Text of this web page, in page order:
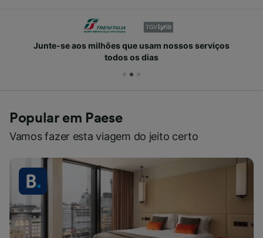
Junte-se aos milhões que usam nossos serviços
todos os dias
Popular em Paese
Vamos fazer esta viagem do jeito certo